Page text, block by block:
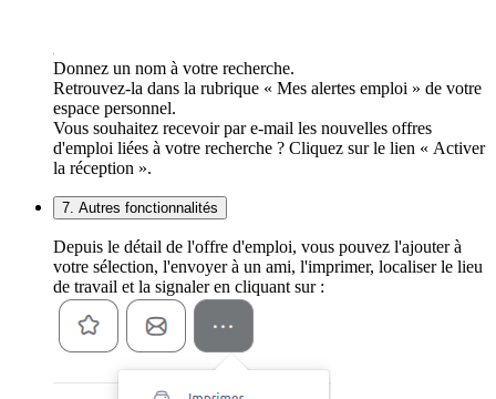
Donnez un nom à votre recherche.
Retrouvez-la dans la rubrique « Mes alertes emploi » de votre
espace personnel.
Vous souhaitez recevoir par e-mail les nouvelles offres
d'emploi liées à votre recherche ? Cliquez sur le lien « Activer
la réception ».
7. Autres fonctionnalités
Depuis le détail de l'offre d'emploi, vous pouvez l'ajouter à
votre sélection, l'envoyer à un ami, l'imprimer, localiser le lieu
de travail et la signaler en cliquant sur :